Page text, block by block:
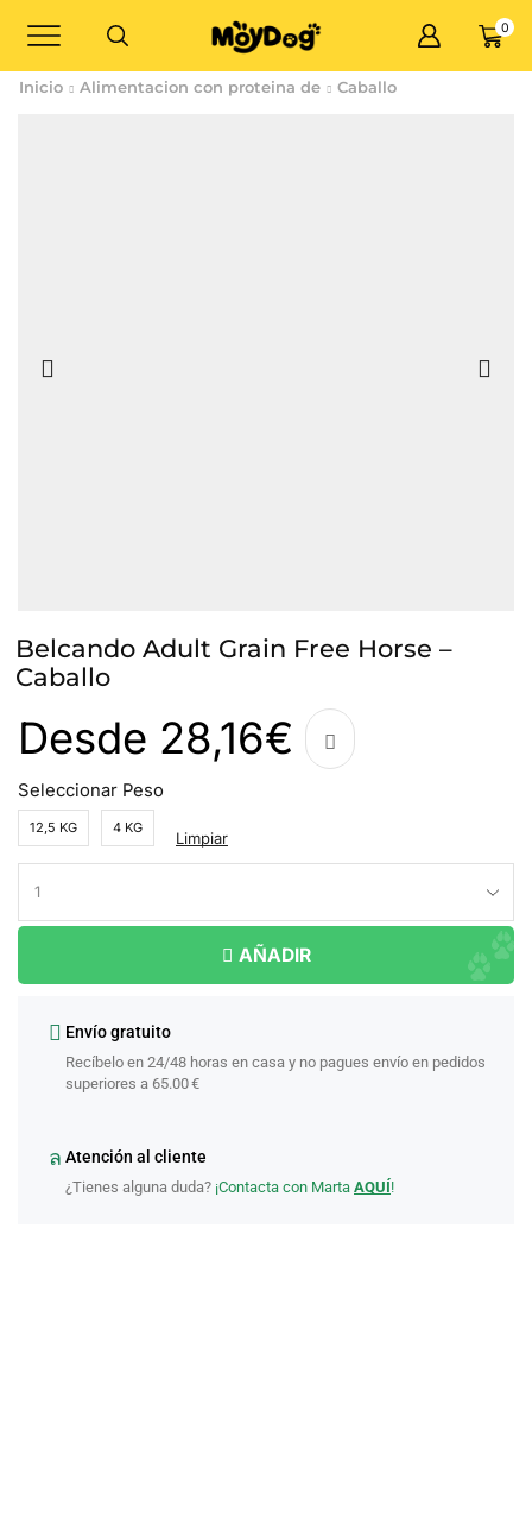
0
Inicio Alimentacion con proteina de Caballo
Belcando Adult Grain Free Horse –
Caballo
Desde 28,16€
Seleccionar Peso
12,5 KG 4 KG
Limpiar
AÑADIR
Envío gratuito
Recíbelo en 24/48 horas en casa y no pagues envío en pedidos
superiores a 65.00 €
Atención al cliente
¿Tienes alguna duda? ¡Contacta con Marta AQUÍ!